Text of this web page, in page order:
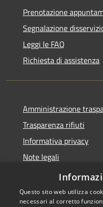
Prenotazione
Segnalazione
Leggi le FAQ
Richiesta di assistenza
Amministrazione
Trasparenza rifiuti
Informativa privacy
Note legali
Dichiarazione di
Questo sito web utilizza
necessari al corretto